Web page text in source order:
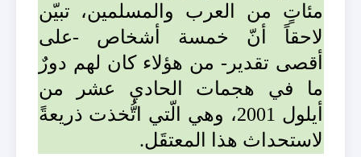
مئاتٍ من العرب والمسلمين، تبيّن
لاحقاً أنّ خمسة أشخاص -على
أقصى تقدير- من هؤلاء كان لهم دورٌ
ما في هجمات الحادي عشر من
أيلول 2001، وهي الّتي اتُّخذت ذريعةً
لاستحداث هذا المعتقَل.